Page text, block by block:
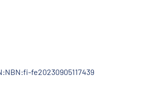
fe20230905117439